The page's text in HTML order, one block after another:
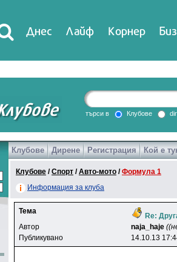
Днес Лайф Корнер
DirTV Impressio
Games
търси в Клубове
Клубове Дирене Регистрация Кой е
Клубове /Спорт /Авто-мото /Формула 1
Информация за клуба
Тема
Re:
Автор
naja_haje
Публикувано
14.10.13